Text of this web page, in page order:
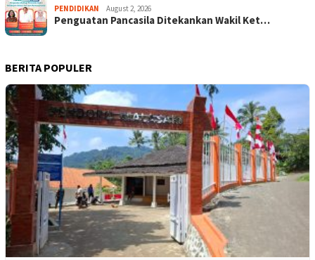
PENDIDIKAN August 2, 2026
Penguatan Pancasila Ditekankan Wakil Ket…
BERITA POPULER